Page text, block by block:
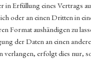
in Erfüllung eines Vertrags
oder an einen Dritten in
Format aushändigen zu
der Daten an einen
verlangen, erfolgt dies nur,